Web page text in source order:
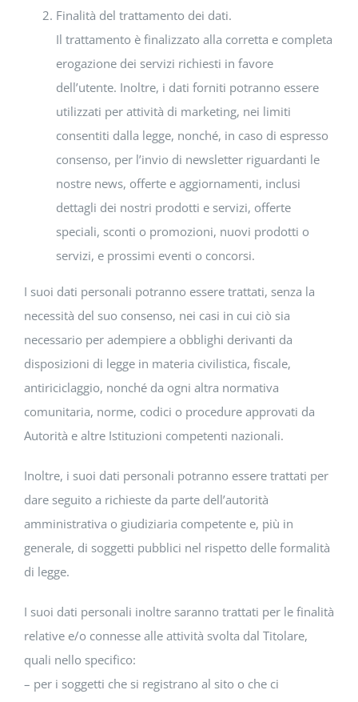
Finalità del trattamento dei dati.
Il trattamento è finalizzato alla corretta e completa
erogazione dei servizi richiesti in favore
dell’utente. Inoltre, i dati forniti potranno essere
utilizzati per attività di marketing, nei limiti
consentiti dalla legge, nonché, in caso di espresso
consenso, per l’invio di newsletter riguardanti le
nostre news, offerte e aggiornamenti, inclusi
dettagli dei nostri prodotti e servizi, offerte
speciali, sconti o promozioni, nuovi prodotti o
servizi, e prossimi eventi o concorsi.
I suoi dati personali potranno essere trattati, senza la
necessità del suo consenso, nei casi in cui ciò sia
necessario per adempiere a obblighi derivanti da
disposizioni di legge in materia civilistica, fiscale,
antiriciclaggio, nonché da ogni altra normativa
comunitaria, norme, codici o procedure approvati da
Autorità e altre Istituzioni competenti nazionali.
Inoltre, i suoi dati personali potranno essere trattati per
dare seguito a richieste da parte dell’autorità
amministrativa o giudiziaria competente e, più in
generale, di soggetti pubblici nel rispetto delle formalità
di legge.
I suoi dati personali inoltre saranno trattati per le finalità
relative e/o connesse alle attività svolta dal Titolare,
quali nello specifico:
– per i soggetti che si registrano al sito o che ci